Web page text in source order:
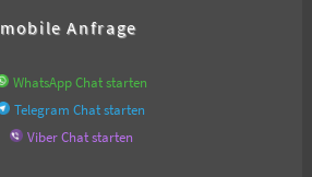
mobile Anfrage
WhatsApp Chat starten
Telegram Chat starten
Viber Chat starten